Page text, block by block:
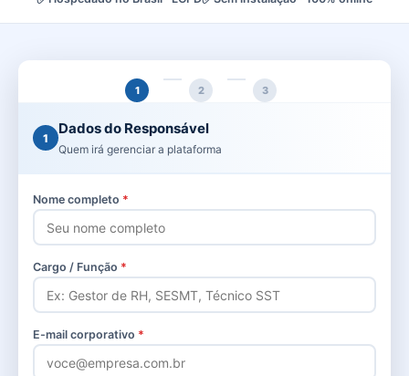
1 2 3
1
Dados do Responsável
Quem irá gerenciar a plataforma
Nome completo *
Cargo / Função *
E-mail corporativo *